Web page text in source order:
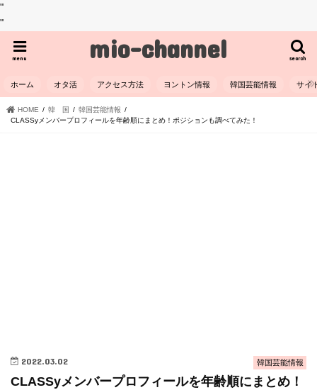
"
"
mio-channel search
menu
ホーム オタ活 アクセス方法 ヨントン情報 韓国芸能情報 サイ
HOME 韓 国
韓国芸能情報
CLASSyメンバープロフィールを年齢順にまとめ！ポジションも調べてみた！
韓国芸能情報
2022.03.02
CLASSyメンバープロフィールを年齢順にまとめ！